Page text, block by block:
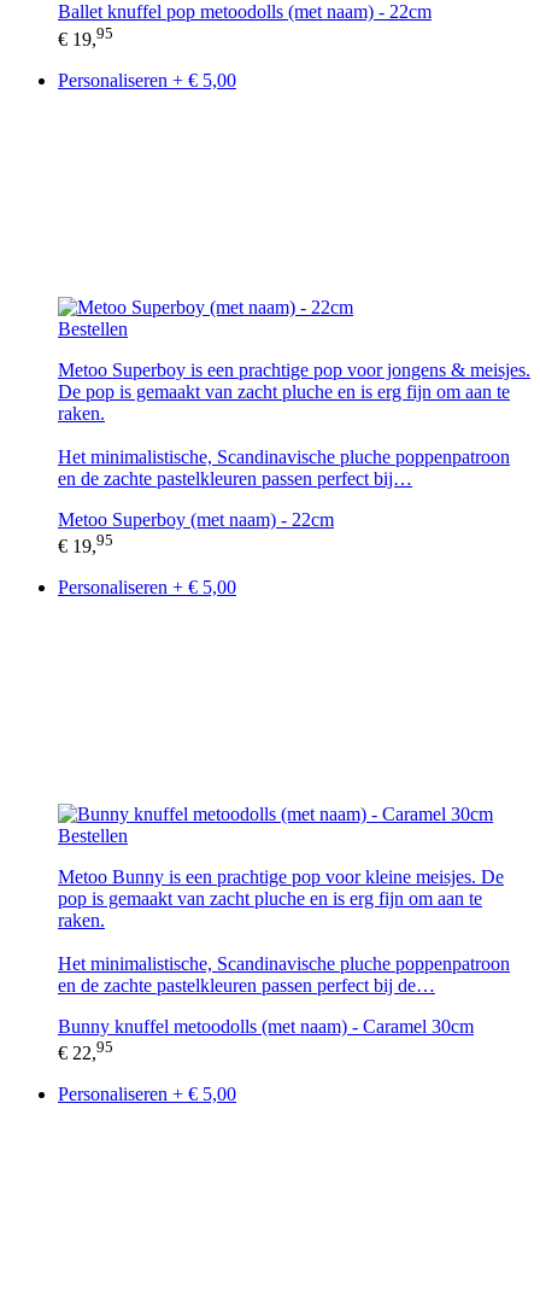
Ballet knuffel pop metoodolls (met naam) - 22cm
€ 19,95
Personaliseren + € 5,00
Bestellen
Metoo Superboy is een prachtige pop voor jongens & meisjes.
De pop is gemaakt van zacht pluche en is erg fijn om aan te
raken.
Het minimalistische, Scandinavische pluche poppenpatroon
en de zachte pastelkleuren passen perfect bij…
Metoo Superboy (met naam) - 22cm
€ 19,95
Personaliseren + € 5,00
Bestellen
Metoo Bunny is een prachtige pop voor kleine meisjes. De
pop is gemaakt van zacht pluche en is erg fijn om aan te
raken.
Het minimalistische, Scandinavische pluche poppenpatroon
en de zachte pastelkleuren passen perfect bij de…
Bunny knuffel metoodolls (met naam) - Caramel 30cm
€ 22,95
Personaliseren + € 5,00